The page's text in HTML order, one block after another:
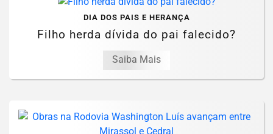
DIA DOS PAIS E HERANÇA
Filho herda dívida do pai falecido?
Saiba Mais